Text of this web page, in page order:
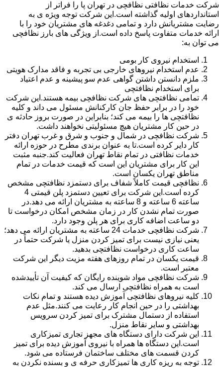
شرکت خدمات نظافتی نظافچی در تهران پا را فراتر از
استانداردهای اولیه گذاشته است.این شرکت توجه ویژه ی به
رضایت مشتریانش دارد و تمامی دغدغه های مشتریان خود را با
ارائه خدمات متفاوت پاسخ داده است.از ویژگی های بارز نظافچی
می توان به:
استخدام نیروی کار بومی
عدم استخدام نیروهای خارجی بی تجربه و فاقد مدارک هویتی
ملزم دانستن داشتن گواهی عدم سو پیشینه و عدم اعتیاد
برای استخدام نظافتچی
تمامی نظافتچی های شرکت نظافچی بیمه هستند.این شرکت
خود را در برابر حفظ جان کارکنانش مسئول می داند و کلیه
نظافتچی ها را بیمه می کند؛ بنابراین در صورت بروز حادثه ی
در حین کار مشتریان هیچ مسئولیتی نخواهند داشت.
شرکت نظافچی در شمال و جنوب و شرق و غرب تهران دفتر
کار دایر کرده است.تا به عنوان برندی مطرح در حوزه ارائه
خدمات نظافتی در تمام نقاط تهران فعالیت کند.جنبه مثبت
این کار برای مشتریان این است که قیمت خدمات در تمام
مناطق تهران یکسان است.
نظافچی قیمت کاملاً شفاف برای دستمزد نظافتچی مشخص
کرده است.این شرکت برای تعیین دستمزد پلن قیمتی 4
ساعته 6 ساعته و 8 ساعته به مشتریان ارائه می دهد.در
صورت تمام نشدن کار در زمان مشخص امکان درخواست تا
دو ساعت اضافه کاری برای هر پلن وجود دارد.
شرکت نظافچی خدمات 24 ساعته به مشتریان ارائه می دهد؛
یعنی نیازی نیست برای تمیز کردن منزل یا شرکت حتماً در
ساعت کاری درخواست نظافتچی بدهید.
قیمت یکسان در تمام روزهای هفته مزیت دیگر این شرکت
معتبر است.
شرکت نظافچی مواد شوینده رایگان که کیفیت آن تأییدشده
است به همراه نظافتچی ارسال می کند.
کلیه نیروهای نظافتچی آموزش دیده هستند و تمام نکات
بهداشتی را در حین انجام کار رعایت می کنند.مثل عدم
استفاده از دستمال مشترک برای تمیز کردن سرویس
بهداشتی و سایر نقاط منزل.
این شرکت دارای دستگاه های مجهز تجاری تمیزکاری
است.این دستگاه ها همراه با نیروی آموزش دیده برای تمیز
کردن قسمت های مختلف ساختمان فرستاده می شود.
توجه به ریزه کاری ها تمیزکاری حرفه ی و بسنده نکردن به